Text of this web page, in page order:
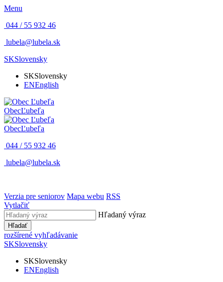
Menu
044 / 55 932 46
lubela@lubela.sk
SKSlovensky
SKSlovensky
ENEnglish
ObecĽubeľa
ObecĽubeľa
044 / 55 932 46
lubela@lubela.sk
Verzia pre seniorov Mapa webu RSS
Vytlačiť
Hľadaný výraz
Hľadať
rozšírené vyhľadávanie
SKSlovensky
SKSlovensky
ENEnglish